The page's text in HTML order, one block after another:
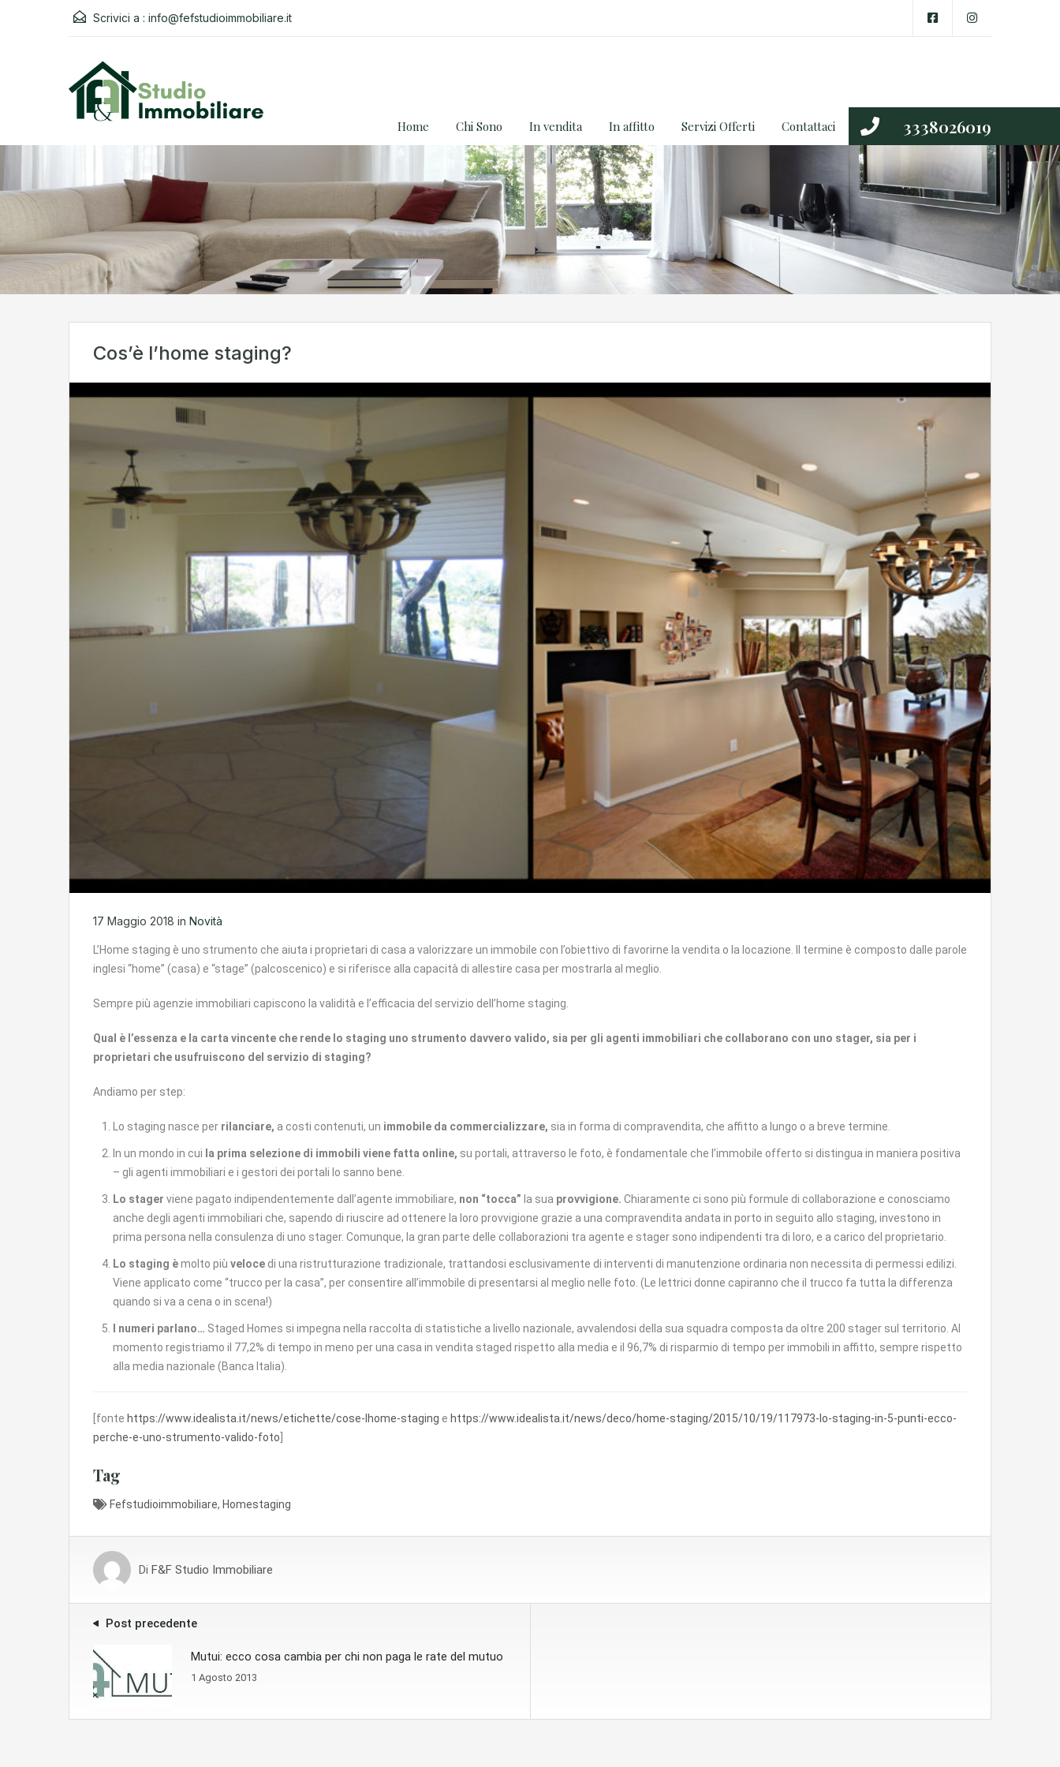
Scrivici a : info@fefstudioimmobiliare.it
3338026019
Home Chi Sono In vendita In affitto Servizi Offerti Contattaci
Cos’è l’home staging?
17 Maggio 2018 in Novità
L’Home staging è uno strumento che aiuta i proprietari di casa a valorizzare un immobile con l’obiettivo di favorirne la vendita o la locazione. Il termine è composto dalle parole
inglesi “home” (casa) e “stage” (palcoscenico) e si riferisce alla capacità di allestire casa per mostrarla al meglio.
Sempre più agenzie immobiliari capiscono la validità e l’efficacia del servizio dell’home staging.
Qual è l’essenza e la carta vincente che rende lo staging uno strumento davvero valido, sia per gli agenti immobiliari che collaborano con uno stager, sia per i
proprietari che usufruiscono del servizio di staging?
Andiamo per step:
Lo staging nasce per rilanciare, a costi contenuti, un immobile da commercializzare, sia in forma di compravendita, che affitto a lungo o a breve termine.
In un mondo in cui la prima selezione di immobili viene fatta online, su portali, attraverso le foto, è fondamentale che l’immobile offerto si distingua in maniera positiva
– gli agenti immobiliari e i gestori dei portali lo sanno bene.
Lo stager viene pagato indipendentemente dall’agente immobiliare, non “tocca” la sua provvigione. Chiaramente ci sono più formule di collaborazione e conosciamo
anche degli agenti immobiliari che, sapendo di riuscire ad ottenere la loro provvigione grazie a una compravendita andata in porto in seguito allo staging, investono in
prima persona nella consulenza di uno stager. Comunque, la gran parte delle collaborazioni tra agente e stager sono indipendenti tra di loro, e a carico del proprietario.
Lo staging èmolto più veloce di una ristrutturazione tradizionale, trattandosi esclusivamente di interventi di manutenzione ordinaria non necessita di permessi edilizi.
Viene applicato come “trucco per la casa”, per consentire all’immobile di presentarsi al meglio nelle foto. (Le lettrici donne capiranno che il trucco fa tutta la differenza
quando si va a cena o in scena!)
I numeri parlano… Staged Homes si impegna nella raccolta di statistiche a livello nazionale, avvalendosi della sua squadra composta da oltre 200 stager sul territorio. Al
momento registriamo il 77,2% di tempo in meno per una casa in vendita staged rispetto alla media e il 96,7% di risparmio di tempo per immobili in affitto, sempre rispetto
alla media nazionale (Banca Italia).
[fonte https://www.idealista.it/news/etichette/cose-lhome-staging e https://www.idealista.it/news/deco/home-staging/2015/10/19/117973-lo-staging-in-5-punti-ecco-
perche-e-uno-strumento-valido-foto
Tag
Fefstudioimmobiliare, Homestaging
Di F&F Studio Immobiliare
Post precedente
Mutui: ecco cosa cambia per chi non paga le rate del mutuo
1 Agosto 2013